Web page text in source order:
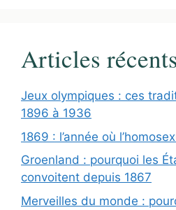
Articles
Jeux olympiques : ces
1896 à 1936
1869 : l’année où
Groenland : pourquoi les
convoitent depuis 1867
Merveilles du monde :